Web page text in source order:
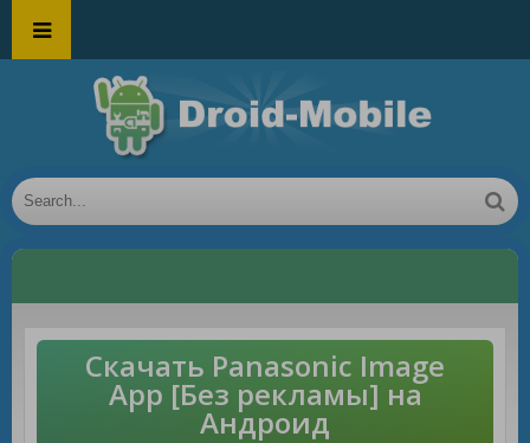
Скачать Panasonic Image
App [Без рекламы] на
Андроид